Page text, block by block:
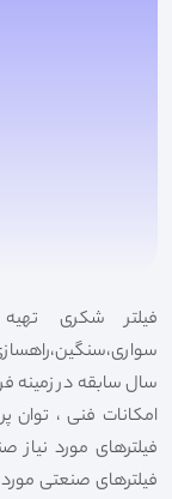
فیلتر شکری
سال سابقه در زمینه
امکانات فنی ، توان
فیلترهای مورد
فیلترهای صنعتی مورد